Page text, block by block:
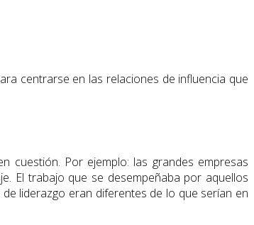
centrarse en las relaciones de influencia que
cuestión. Por ejemplo: las grandes empresas
El trabajo que se desempeñaba por aquellos
liderazgo eran diferentes de lo que serían en